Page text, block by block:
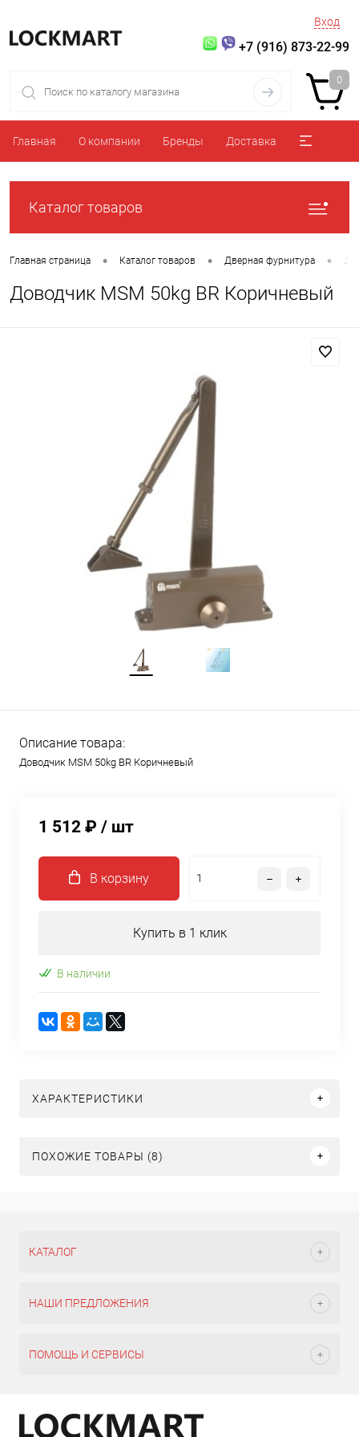
Вход
+7 (916) 873-22-99
0
Главная О компании Бренды Доставка
Каталог товаров
Главная страница • Каталог товаров • Дверная фурнитура •
Доводчик MSM 50kg BR Коричневый
Описание товара:
Доводчик MSM 50kg BR Коричневый
1 512 ₽ / шт
В корзину
Купить в 1 клик
В наличии
ХАРАКТЕРИСТИКИ
ПОХОЖИЕ ТОВАРЫ (8)
КАТАЛОГ
НАШИ ПРЕДЛОЖЕНИЯ
ПОМОЩЬ И СЕРВИСЫ